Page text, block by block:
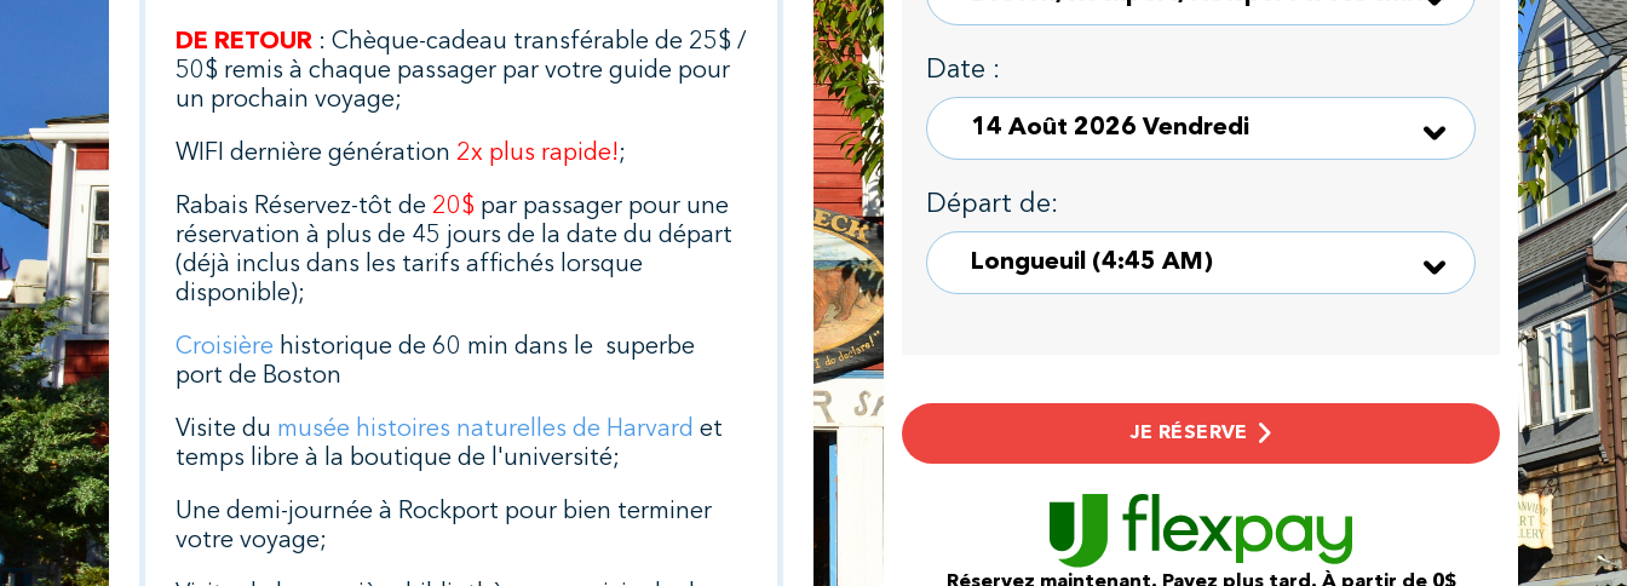
DE RETOUR : Chèque-cadeau transférable de 25$ /
50$ remis à chaque passager par votre guide pour
un prochain voyage;
WIFI dernière génération 2x plus rapide!;
Rabais Réservez-tôt de 20$ par passager pour une
réservation à plus de 45 jours de la date du départ
(déjà inclus dans les tarifs affichés lorsque
disponible);
Croisière historique de 60 min dans le superbe
port de Boston
Visite du musée histoires naturelles de Harvard et
temps libre à la boutique de l'université;
Une demi-journée à Rockport pour bien terminer
votre voyage;
Date :
Départ de:
JE RÉSERVE